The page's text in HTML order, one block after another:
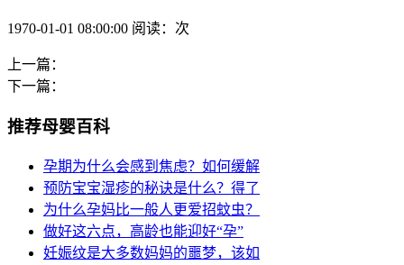
1970-01-01 08:00:00 阅读：次
上一篇：
下一篇：
推荐母婴百科
孕期为什么会感到焦虑？如何缓解
预防宝宝湿疹的秘诀是什么？得了
为什么孕妈比一般人更爱招蚊虫？
做好这六点，高龄也能迎好“孕”
妊娠纹是大多数妈妈的噩梦，该如